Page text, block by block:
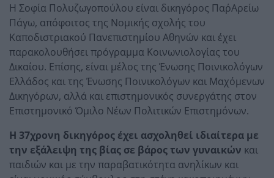
Η Σοφία Πολυζωγοπούλου είναι δικηγόρος Παρ΄Αρείω
Πάγω, απόφοιτος της Νομικής σχολής του
Καποδιστριακού Πανεπιστημίου Αθηνών και έχει
παρακολουθήσει πρόγραμμα Κοινωνιολογίας του
Δικαίου. Επίσης, είναι μέλος της Ένωσης Ποινικολόγων
Ελλάδος και της Ένωσης Ποινικολόγων και Μαχόμενων
Δικηγόρων, αλλά και επιστημονικός συνεργάτης στον
Επιστημονικό Όμιλο Νέων Πολιτικών Επιστημόνων.
Η 37χρονη δικηγόρος έχει ασχοληθεί ιδιαίτερα με
την εξάλειψη της βίας σε βάρος των γυναικών και
παιδιών και με την παραβατικότητα ανηλίκων και